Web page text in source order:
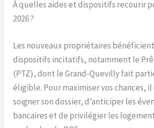
À quelles aides et dispositifs recourir
2026 ?
Les nouveaux propriétaires
dispositifs incitatifs, notamment le
(PTZ), dont le Grand-Quevilly fait
éligible. Pour maximiser vos chances,
soigner son dossier, d’anticiper les
bancaires et de privilégier les